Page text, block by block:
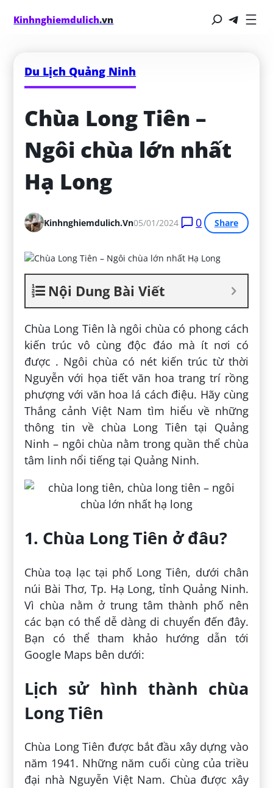
Kinhnghiemdulich.vn
Du Lịch Quảng Ninh
Chùa Long Tiên –
Ngôi chùa lớn nhất
Hạ Long
Kinhnghiemdulich.vn05/01/2024 0 Share
Nội Dung Bài Viết
Chùa Long Tiên là ngôi chùa có phong cách
kiến trúc vô cùng độc đáo mà ít nơi có
được . Ngôi chùa có nét kiến trúc từ thời
Nguyễn với họa tiết văn hoa trang trí rồng
phượng với văn hoa lá cách điệu. Hãy cùng
Thắng cảnh Việt Nam tìm hiểu về những
thông tin về chùa Long Tiên tại Quảng
Ninh – ngôi chùa nằm trong quần thể chùa
tâm linh nổi tiếng tại Quảng Ninh.
1. Chùa Long Tiên ở đâu?
Chùa toạ lạc tại phố Long Tiên, dưới chân
núi Bài Thơ, Tp. Hạ Long, tỉnh Quảng Ninh.
Vì chùa nằm ở trung tâm thành phố nên
các bạn có thể dễ dàng di chuyển đến đây.
Bạn có thể tham khảo hướng dẫn tới
Google Maps bên dưới:
Lịch sử hình thành chùa
Long Tiên
Chùa Long Tiên được bắt đầu xây dựng vào
năm 1941. Những năm cuối cùng của triều
đại nhà Nguyễn Việt Nam. Chùa được xây